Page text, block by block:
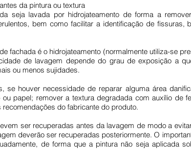
da pintura ou textura
seja lavada por hidrojateamento de forma a
bem como facilitar a identificação de
fachada é o hidrojateamento (normalmente utiliza-se
de lavagem depende do grau de exposição a
ou menos sujidades.
se houver necessidade de reparar alguma área
papel; remover a textura degradada com auxílio de
do fabricante do produto.
ser recuperadas antes da lavagem de modo a
deverão ser recuperadas posteriormente. O
de forma que a pintura não seja aplicada